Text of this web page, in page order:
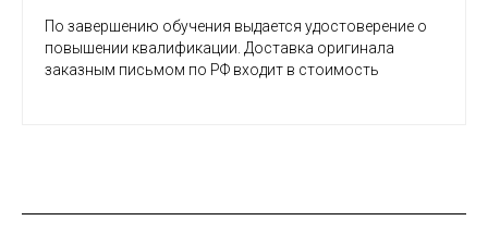
По завершению обучения выдается удостоверение о
повышении квалификации. Доставка оригинала
заказным письмом по РФ входит в стоимость